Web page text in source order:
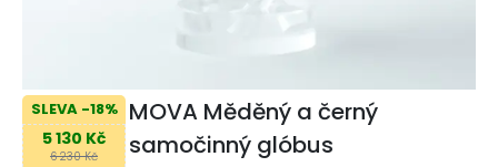
SLEVA -18%
5 130 Kč
6 230 Kč
MOVA Měděný a černý
samočinný glóbus